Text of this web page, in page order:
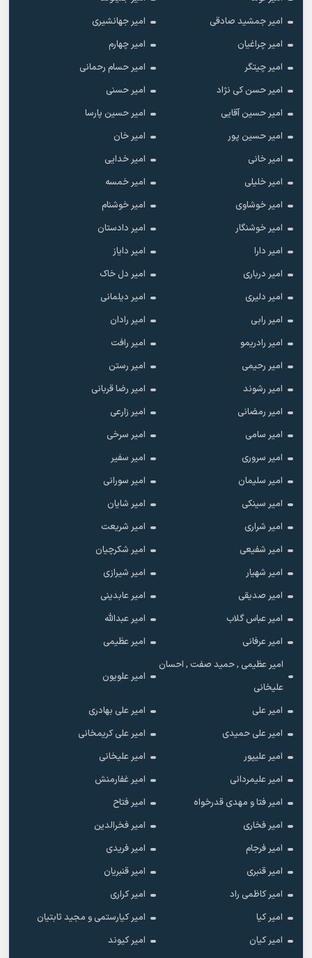
امیر جمشید صادقی
امیر جهانشیری
امیر چراغیان
امیر چهارم
امیر چیتگر
امیر حسام رحمانی
امیر حسن کی نژاد
امیر حسنی
امیر حسین آقایی
امیر حسین پارسا
امیر حسین پور
امیر خان
امیر خانی
امیر خدایی
امیر خلیلی
امیر خمسه
امیر خوشاوی
امیر خوشنام
امیر خوشنگار
امیر دادستان
امیر دارا
امیر دایاز
امیر درباری
امیر دل خاک
امیر دلیری
امیر دیلمانی
امیر رابی
امیر رادان
امیر رادریمو
امیر رافت
امیر رحیمی
امیر رستن
امیر رشوند
امیر رضا قربانی
امیر رمضانی
امیر زارعی
امیر سامی
امیر سرخی
امیر سروری
امیر سفیر
امیر سلیمان
امیر سورانی
امیر سینکی
امیر شایان
امیر شراری
امیر شریعت
امیر شفیعی
امیر شکرچیان
امیر شهیار
امیر شیرازی
امیر صدیقی
امیر عابدینی
امیر عباس گلاب
امیر عبدالله
امیر عرفانی
امیر عظیمی
امیر عظیمی , حمید صفت , احسان
علیخانی
امیر علویون
امیر علی
امیر علی بهادری
امیر علی حمیدی
امیر علی کریمخانی
امیر علیپور
امیر علیخانی
امیر علیمردانی
امیر غفارمنش
امیر فتا و مهدی قدرخواه
امیر فتاح
امیر فخاری
امیر فخرالدین
امیر فرجام
امیر فریدی
امیر قنبری
امیر قنبریان
امیر کاظمی راد
امیر کراری
امیر کیا
امیر کیارستمی و مجید ثابتیان
امیر کیان
امیر کیوند